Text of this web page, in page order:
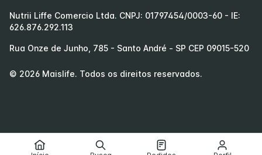
Nutrii Liffe Comercio Ltda. CNPJ: 01797454/0003-60 - IE:
626.876.292.113
Rua Onze de Junho, 785 - Santo André - SP CEP 09015-520
© 2026 Maislife. Todos os direitos reservados.